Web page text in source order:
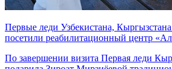
Первые леди Узбекистана,
посетили реабилитационный центр
По завершении визита Первая леди